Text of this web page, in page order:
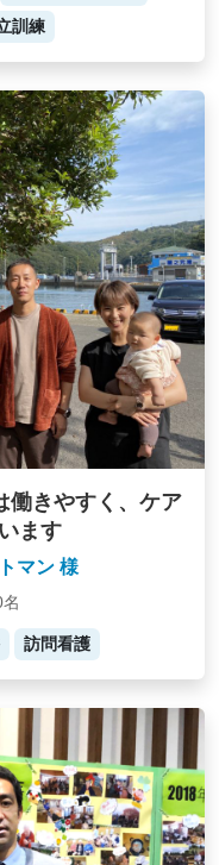
訓練
働きやすく、ケア
ます
マン 様
訪問看護